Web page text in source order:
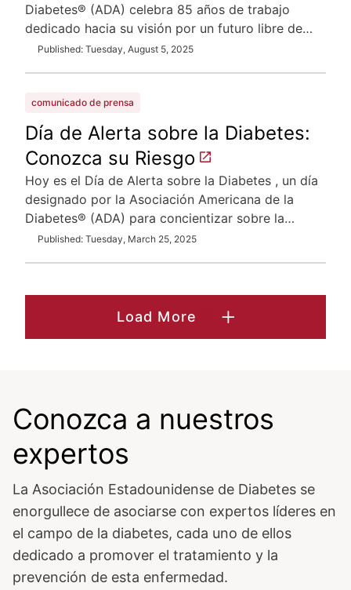
Diabetes® (ADA) celebra 85 años de trabajo
dedicado hacia su visión por un futuro libre de…
Published: Tuesday, August 5, 2025
comunicado de prensa
Día de Alerta sobre la Diabetes:
Conozca su Riesgo
Hoy es el Día de Alerta sobre la Diabetes , un día
designado por la Asociación Americana de la
Diabetes® (ADA) para concientizar sobre la…
Published: Tuesday, March 25, 2025
Load More
Conozca a nuestros
expertos
La Asociación Estadounidense de Diabetes se
enorgullece de asociarse con expertos líderes en
el campo de la diabetes, cada uno de ellos
dedicado a promover el tratamiento y la
prevención de esta enfermedad.